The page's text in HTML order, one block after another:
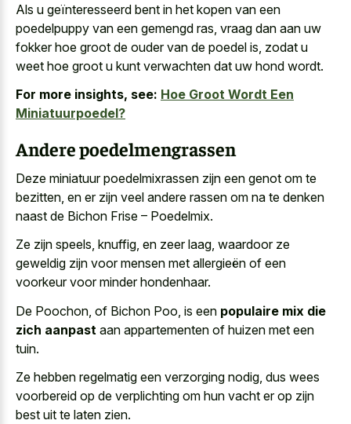
Als u geïnteresseerd bent in het kopen van een
poedelpuppy van een gemengd ras, vraag dan aan uw
fokker hoe groot de ouder van de poedel is, zodat u
weet hoe groot u kunt verwachten dat uw hond wordt.
For more insights, see: Hoe Groot Wordt Een
Miniatuurpoedel?
Andere poedelmengrassen
Deze miniatuur poedelmixrassen zijn een genot om te
bezitten, en er zijn veel andere rassen om na te denken
naast de Bichon Frise – Poedelmix.
Ze zijn speels, knuffig, en zeer laag, waardoor ze
geweldig zijn voor mensen met allergieën of een
voorkeur voor minder hondenhaar.
De Poochon, of Bichon Poo, is een populaire mix die
zich aanpast aan appartementen of huizen met een
tuin.
Ze hebben regelmatig een verzorging nodig, dus wees
voorbereid op de verplichting om hun vacht er op zijn
best uit te laten zien.